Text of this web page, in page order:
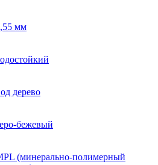
мм
дерево
бежевый
(минерально-полимерный